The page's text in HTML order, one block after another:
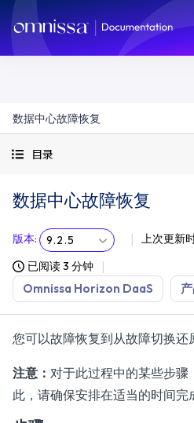
数据中心故障恢复
目录
数据中心故障恢复
版本: 9.2.5 上次更新
已阅读 3 分钟
Omnissa Horizon DaaS
您可以故障恢复到从故障切换还
注意： 对于此过程中的某些步骤
此，请确保安排在适当的时间完